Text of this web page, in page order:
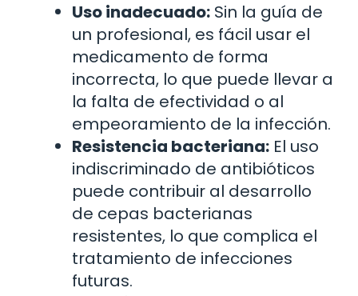
Uso inadecuado: Sin la guía de
un profesional, es fácil usar el
medicamento de forma
incorrecta, lo que puede llevar a
la falta de efectividad o al
empeoramiento de la infección.
Resistencia bacteriana: El uso
indiscriminado de antibióticos
puede contribuir al desarrollo
de cepas bacterianas
resistentes, lo que complica el
tratamiento de infecciones
futuras.